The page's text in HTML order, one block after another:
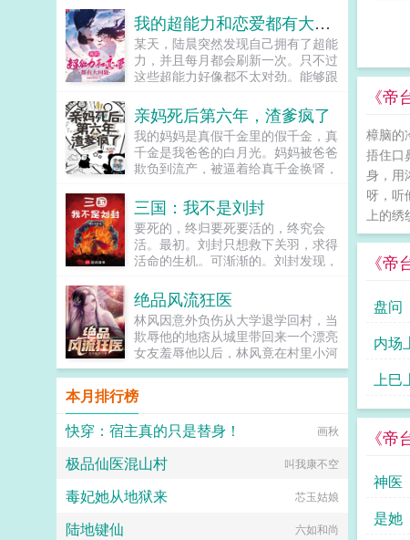
《
樟脑的
捂住口
身，用
呀，听
上的绣
《
盘问
内场
上巳
《
神医
是她
何关系。大叔带着她从卑微的原生家
庭离开，开启了新的人生。别墅，大
叔隐忍的将她抵在墙上小东西，你要
是再不生，我就忍不住了...
是不幸小产的失宠妃嫔。而这一切的
罪魁祸首，是曾与她相恋的帝
王。 怀着没有刺死皇帝的遗憾，
沈知姁回到事发那年。 彼时，她
正被迫在寝殿中安静养病。四下一
心，想趁机上位的宫女蠢蠢欲动，熟
识的太医问无此人更有素来不和的妃
嫔们，个个落井下石，迫不及待地要
将她踩下。可沈知姁只虚弱一笑。她
旨虽然已下，但距离被二次牵连，尚
有三年。而曾失去的孩子，也在未来
等她。冬夜初雪，帝王生辰之日。沈
知姁粉面憔悴，朱唇莹白，携着一碗
亲手做的长寿面，遥遥立在阶
颤，语带哭腔。只言对皇帝的错悔与
思恋。 她的眼眸如春水一样清
澈。盈满了浓烈真挚又纯粹的爱意。
这是帝王毕生所求最为渴盼之
物。 帝王此时尚且年轻稚嫩。见
沈知姁心意回转，更多了他所愿的乖
顺懂事，不由面露愧色，揽她入
怀。 沈知姁如一只失了羽毛的雀
儿，只露出娇艳的侧脸和白洁脆弱的
颈脖。羽睫之下，掩着她的勃勃野心
和滔天恨意。 眼前的帝王，已经
不是她的心上人，只是一条为皇权恩
将仇报薄情寡义的恶犬。 她要
驯服他，然后杀了他。挫骨扬灰，让
他无处可归。（小剧场）多年后，小
我的超能力和恋爱都有大问题
某天，陆晨突然发现自己拥有了超能
力，并且每月都会刷新一次。只不过
这些超能力好像都不太对劲。能够跟
高可以暂停时间，但自己也会被暂停
能够预知未来，但很快就会忘记所以
看着面前白裙飘飘表情疑惑的女生，
陆晨正色说道虽然忘记原因了，但请
你务必跟我交往！...
亲妈死后第六年，渣爹疯了
我的妈妈是真假千金里的假千金，真
千金是我爸爸的白月光。妈妈被爸爸
欺负到流产，被逼着给真千金换肾，
死了。妈妈死后第六年，爸爸突然后
悔了。他把真千金赶走，跪在坟墓前
哀求妈妈回到他的身边。所有人都认
为，她不会再回来了。只有我知道，
妈妈一直在我的身边...
三国：我不是刘封
要死的，终归要死要活的，终究会
活。最初。刘封只想救下关羽，求得
活命的生机。可渐渐的。刘封发现，
还有…曹丕刘封，你一个贩履小儿的
假子，又来拒汝公！孙权兔死狗烹，
鸟尽弓藏。刘封你别杀了，你要养寇
自重啊！司马懿我有一计，可谗言刘
封蓄意谋反！诸葛亮大司马蹈履忠
节，佐命二祖，内不恃亲戚之宠，外
不骄白屋之士，可谓能持盈守位，劳
谦其德者也刘禅当年父皇仙逝时，曾
在屋外埋伏刀斧手，一旦刘封兄长同
意继位称帝，刀斧手就会出现将朕砍
了。救朕命者，刘封兄长也！多年
后。陈寿在刘封传评曰刘封虽处嫌疑
之地，但思防足以自卫虽事二祖，但
不负父子兄弟之谊。奇哉！...
绝品风流狂医
林风因意外负伤从大学退学回村，当
欺辱他的地痞从城里带回来一个漂亮
女友羞辱他以后，林风竟在村里小河
意外得到了古老传承，无相诀。自此
以后，且看林风嬉戏花丛，逍遥都
市！...
本月排行榜
快穿：宿主真的只是替身！
画秋
极品仙医混山村 叫我康不空
毒妃她从地狱来 芯玉姑娘
陆地键仙 六如和尚